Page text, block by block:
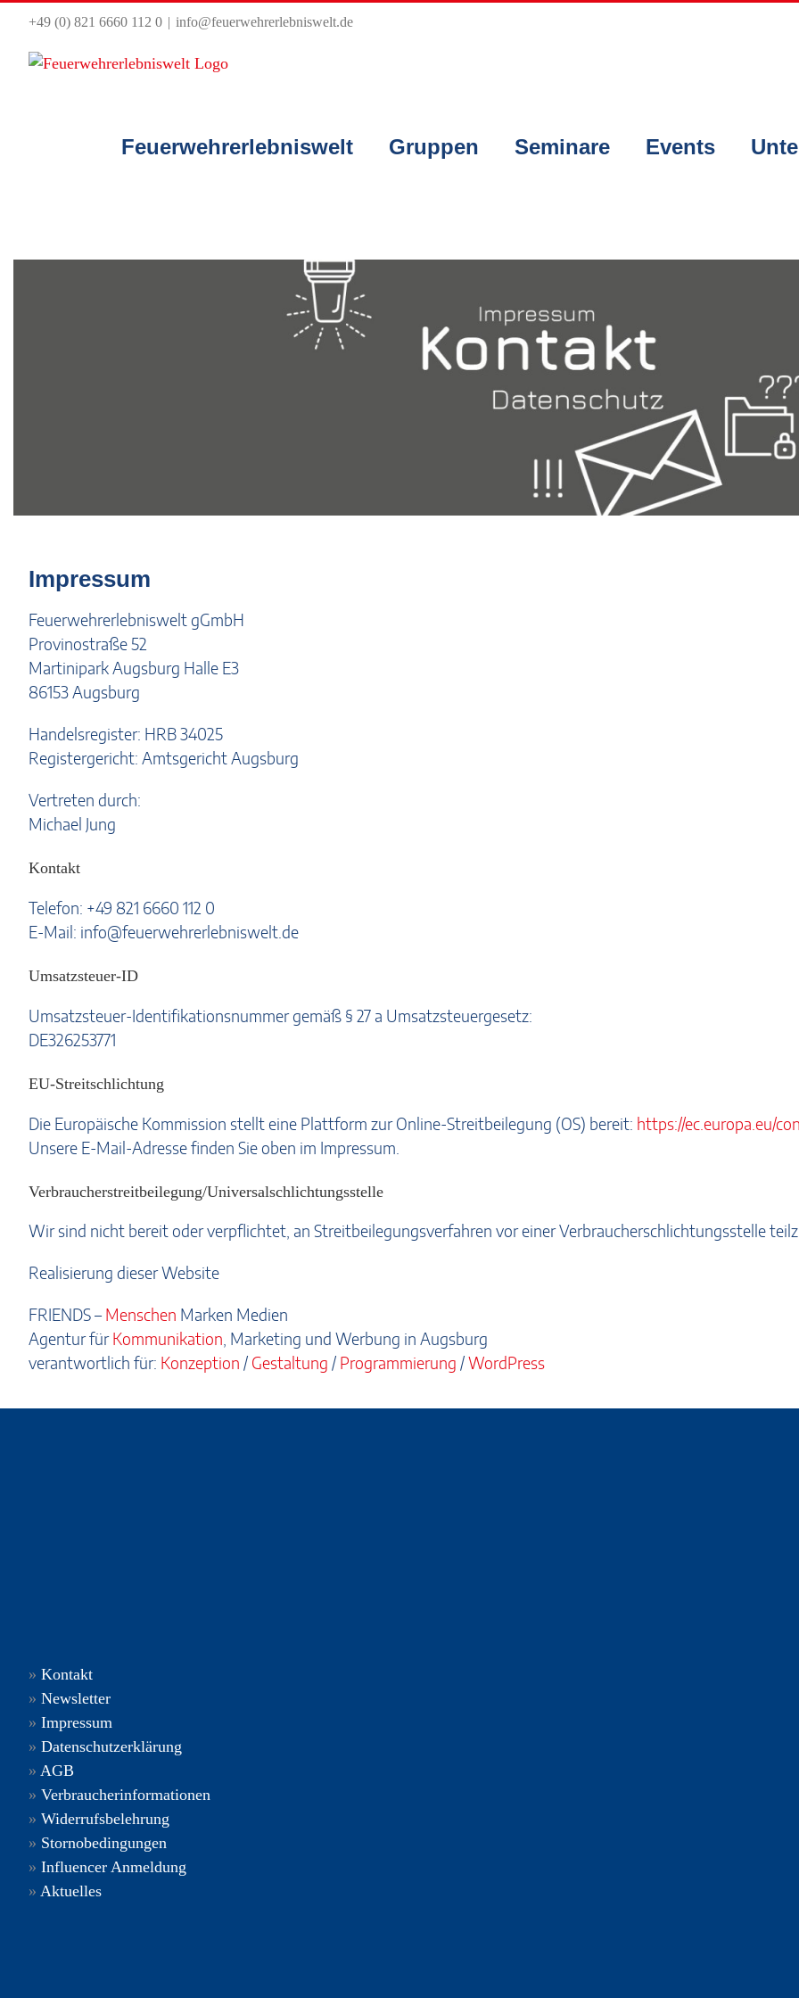
springen
+49 (0) 821 6660 112 0 | info@feuerwehrerlebniswelt.de
Feuerwehrerlebniswelt Gruppen Seminare Events
Impressum
Feuerwehrerlebniswelt gGmbH
Provinostraße 52
Martinipark Augsburg Halle E3
86153 Augsburg
Handelsregister: HRB 34025
Registergericht: Amtsgericht Augsburg
Vertreten durch:
Michael Jung
Kontakt
Telefon: +49 821 6660 112 0
E-Mail: info@feuerwehrerlebniswelt.de
Umsatzsteuer-ID
Umsatzsteuer-Identifikationsnummer gemäß § 27 a Umsatzsteuergesetz:
DE326253771
EU-Streitschlichtung
Die Europäische Kommission stellt eine Plattform zur Online-Streitbeilegung (OS) bereit: https://ec.europa.eu/
Unsere E-Mail-Adresse finden Sie oben im Impressum.
Verbraucher­streit­beilegung/Universal­schlichtungs­stelle
Wir sind nicht bereit oder verpflichtet, an Streitbeilegungsverfahren vor einer Verbraucherschlichtungsstelle
Realisierung dieser Website
FRIENDS – Menschen Marken Medien
Agentur für Kommunikation, Marketing und Werbung in Augsburg
verantwortlich für: Konzeption / Gestaltung / Programmierung / WordPress
» Kontakt
» Newsletter
» Impressum
» Datenschutzerklärung
» AGB
» Verbraucherinformationen
» Widerrufsbelehrung
» Stornobedingungen
» Influencer Anmeldung
» Aktuelles